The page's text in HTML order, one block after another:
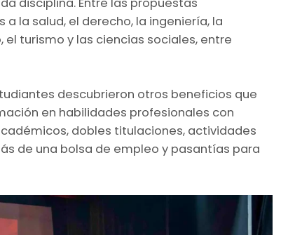
la salud, el derecho, la ingeniería, la
turismo y las ciencias sociales, entre
descubrieron otros beneficios que
en habilidades profesionales con
dobles titulaciones, actividades
de una bolsa de empleo y pasantías para